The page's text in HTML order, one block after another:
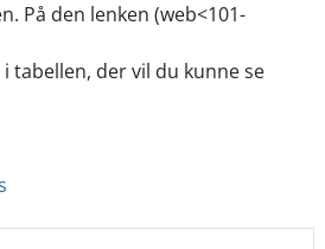
På den lenken (web<101-
tabellen, der vil du kunne se